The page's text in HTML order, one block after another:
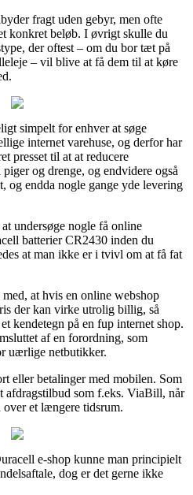
fragt uden gebyr, men ofte
konkret beløb. I øvrigt skulle du
der oftest – om du bor tæt på
– vil blive at få dem til at køre
simpelt for enhver at søge
internet varehuse, og derfor har
presset til at at reducere
og drenge, og endvidere også
endda nogle gange yde levering
undersøge nogle få online
batterier CR2430 inden du
at man ikke er i tvivl om at få fat
at hvis en online webshop
der kan virke utrolig billig, så
kendetegn på en fup internet shop.
af en forordning, som
uærlige netbutikker.
eller betalinger med mobilen. Som
afdragstilbud som f.eks. ViaBill, når
et længere tidsrum.
e-shop kunne man principielt
dog er det gerne ikke